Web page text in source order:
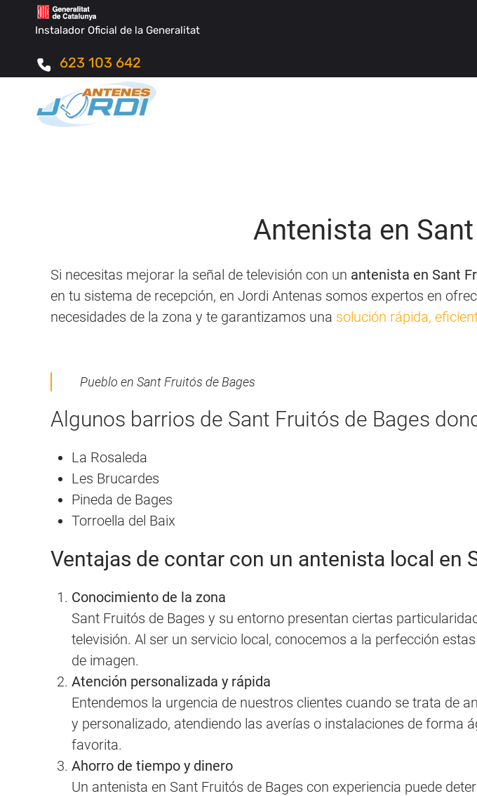
Instalador Oficial de la Generalitat
623 103 642
Antenista en
Si necesitas mejorar la señal de televisión con un antenista en Sant
en tu sistema de recepción, en Jordi Antenas somos expertos en
necesidades de la zona y te garantizamos una solución rápida,
Pueblo en Sant Fruitós de Bages
Algunos barrios de Sant Fruitós de Bages
La Rosaleda
Les Brucardes
Pineda de Bages
Torroella del Baix
Ventajas de contar con un antenista local en
Conocimiento de la zona
Sant Fruitós de Bages y su entorno presentan ciertas
televisión. Al ser un servicio local, conocemos a la perfección
de imagen.
Atención personalizada y rápida
Entendemos la urgencia de nuestros clientes cuando se trata de
y personalizado, atendiendo las averías o instalaciones de
favorita.
Ahorro de tiempo y dinero
Un antenista en Sant Fruitós de Bages con experiencia puede